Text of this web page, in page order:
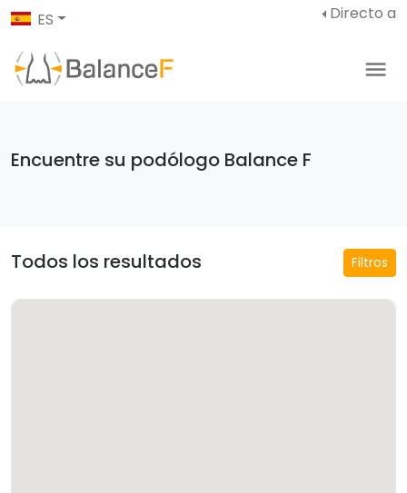
ES Directo a
Encuentre su podólogo Balance F
Todos los resultados Filtros